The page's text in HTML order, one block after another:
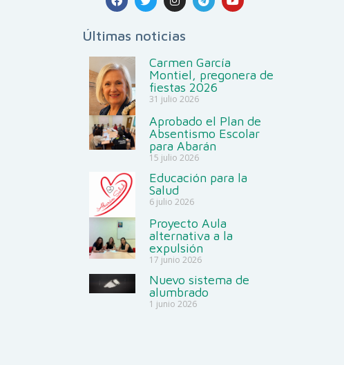
Últimas noticias
Carmen García
Montiel, pregonera de
fiestas 2026
31 julio 2026
Aprobado el Plan de
Absentismo Escolar
para Abarán
15 julio 2026
Educación para la
Salud
6 julio 2026
Proyecto Aula
alternativa a la
expulsión
17 junio 2026
Nuevo sistema de
alumbrado
1 junio 2026